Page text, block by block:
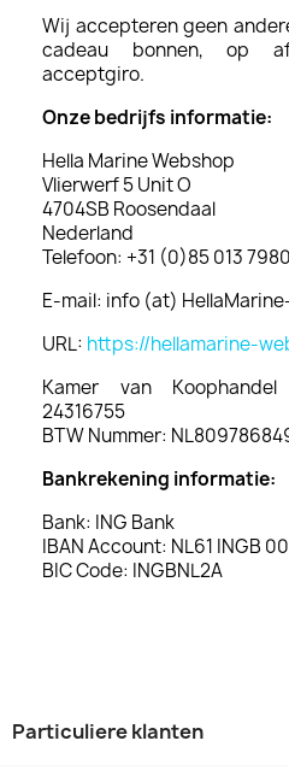
Wij accepteren geen
cadeau bonnen, op
acceptgiro.
Onze bedrijfs informatie:
Hella Marine Webshop
Vlierwerf 5 Unit O
4704SB Roosendaal
Nederland
Telefoon: +31 (0)85 013
E-mail: info (at)
URL: https://hellamarine-
Kamer van Koophandel
24316755
BTW Nummer:
Bankrekening informatie:
Bank: ING Bank
IBAN Account: NL61 INGB
BIC Code: INGBNL2A
Particuliere klanten